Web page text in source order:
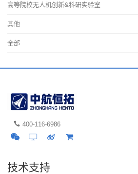
高等院校无人机创新&科研实验室
其他
全部
400-116-6986
技术支持